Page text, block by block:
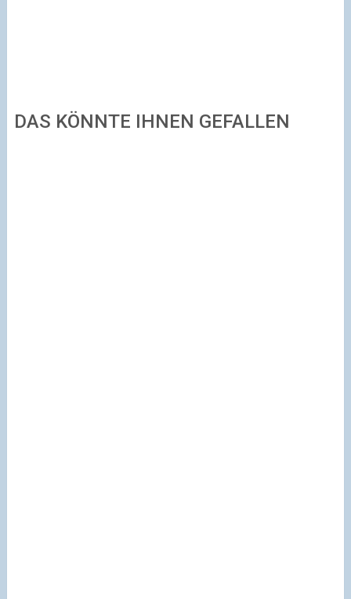
DAS KÖNNTE IHNEN GEFALLEN